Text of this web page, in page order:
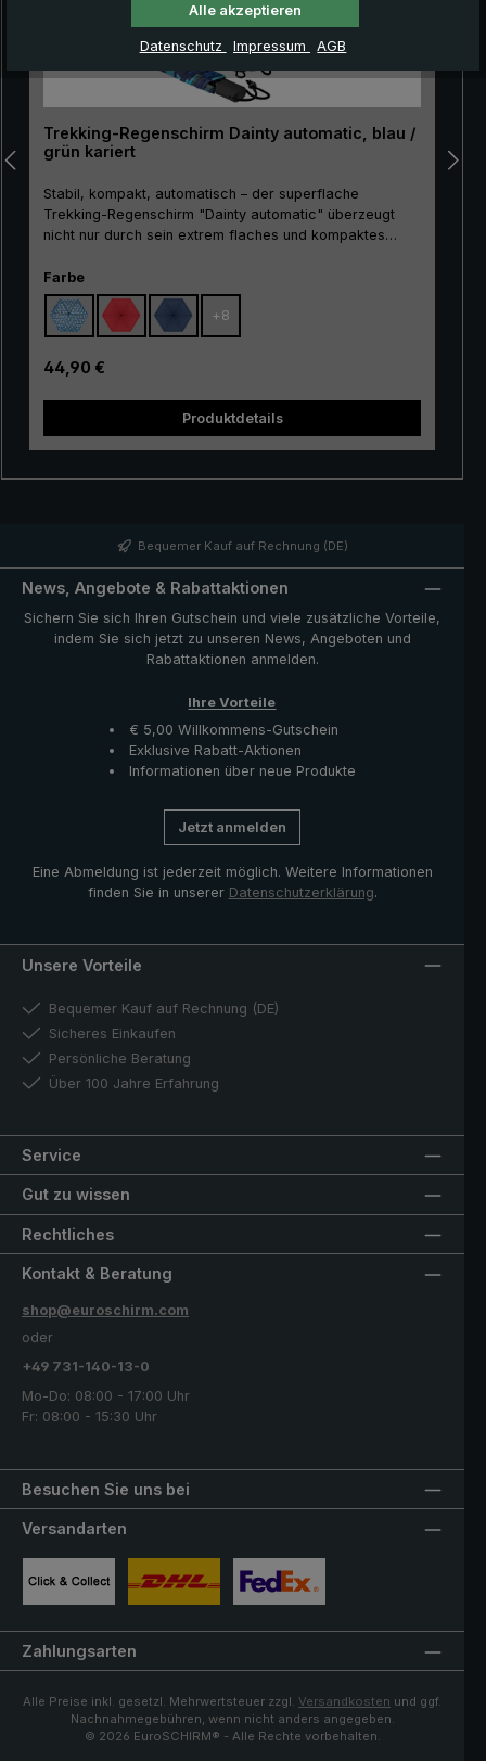
Trekking-Regenschirm Dainty automatic, blau /
grün kariert
Stabil, kompakt, automatisch – der superflache
Trekking-Regenschirm "Dainty automatic" überzeugt
nicht nur durch sein extrem flaches und kompaktes
sowie die stabilen Schienen aus Metall und Glasfasern
machen den "Dainty automatic" zudem äußerst
widerstandsfähig. Mit der praktischen Auf-/Zu-
Automatik lässt sich der Taschenschirm darüber hinaus
ganz einfach bedienen. Ein Knopfdruck genügt, um das
Schirmdach bei hereinbrechenden Regenschauern ganz
schnell zu öffnen und wieder zu schließen.
Farbeauswählen
+ 8
Regulärer Preis:
44,90 €
Produktdetails
Bequemer Kauf auf Rechnung (DE)
News, Angebote & Rabattaktionen
Sichern Sie sich Ihren Gutschein und viele zusätzliche Vorteile,
indem Sie sich jetzt zu unseren News, Angeboten und
Rabattaktionen anmelden.
Ihre Vorteile
€ 5,00 Willkommens-Gutschein
Exklusive Rabatt-Aktionen
Informationen über neue Produkte
Jetzt anmelden
Eine Abmeldung ist jederzeit möglich. Weitere Informationen
finden Sie in unserer Datenschutzerklärung.
Unsere Vorteile
Bequemer Kauf auf Rechnung (DE)
Sicheres Einkaufen
Persönliche Beratung
Über 100 Jahre Erfahrung
Service
Gut zu wissen
Rechtliches
Besuchen Sie uns bei
Kontakt & Beratung
shop@euroschirm.com
oder
+49 731-140-13-0
Mo-Do: 08:00 - 17:00 Uhr
Fr: 08:00 - 15:30 Uhr
Versandarten
Zahlungsarten
Alle Preise inkl. gesetzl. Mehrwertsteuer zzgl. Versandkosten und ggf.
Nachnahmegebühren, wenn nicht anders angegeben.
© 2026 EuroSCHIRM® - Alle Rechte vorbehalten.
Alle akzeptieren
Datenschutz Impressum AGB